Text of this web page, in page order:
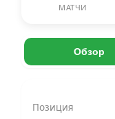
МАТЧИ
Обзор
Позиция